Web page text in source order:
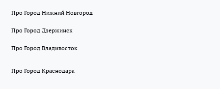
Про Город Нижний Новгород
Про Город Дзержинск
Про Город Владивосток
Про Город Краснодара